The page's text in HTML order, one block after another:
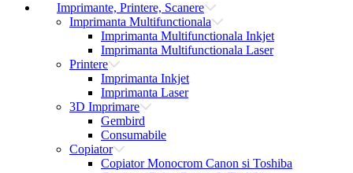
Imprimante, Printere, Scanere
Imprimanta Multifunctionala
Imprimanta Multifunctionala Inkjet
Imprimanta Multifunctionala Laser
Printere
Imprimanta Inkjet
Imprimanta Laser
3D Imprimare
Gembird
Consumabile
Copiator
Copiator Monocrom Canon si Toshiba